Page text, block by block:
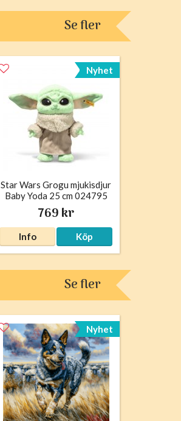
Se fler
Nyhet
Star Wars Grogu mjukisdjur
Baby Yoda 25 cm 024795
Stieff
769 kr
Info Köp
Se fler
Nyhet